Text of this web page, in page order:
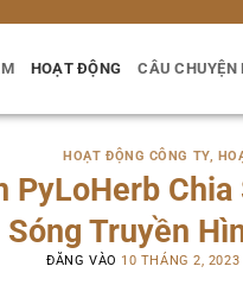
HOẠT ĐỘNG CÂU CHUYỆN
HOẠT ĐỘNG CÔNG TY,
PyLoHerb
Sóng Truyền
ĐĂNG VÀO 10 THÁNG 2, 2023